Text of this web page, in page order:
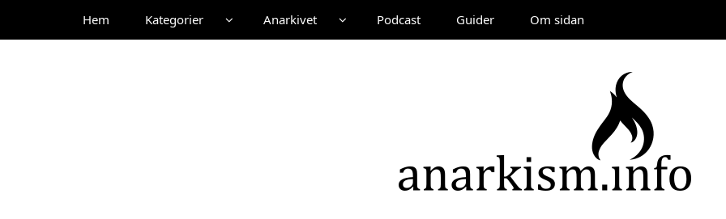
Hem Kategorier Anarkivet Podcast Guider Om sidan